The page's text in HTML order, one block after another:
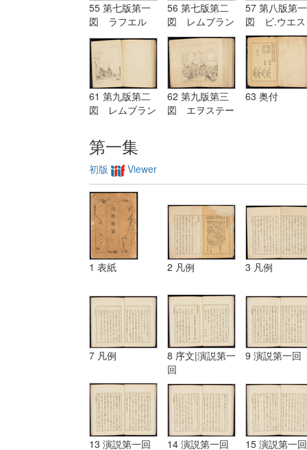
55 第七版第一
図 ラフエル
Raffaelle
56 第七版第二
図 レムブラン
ド Rembrandt
57 第八版第一
図 ビ.ウエス
ト B.West
61 第九版第二
図 レムブラン
62 第九版第三
図 エヲステー
63 奥付
第一集
初版 Viewer
1 表紙 2 凡例 3 凡例
7 凡例
8 序文|演説第一
回
9 演説第一回
13 演説第一回 14 演説第一回 15 演説第一回